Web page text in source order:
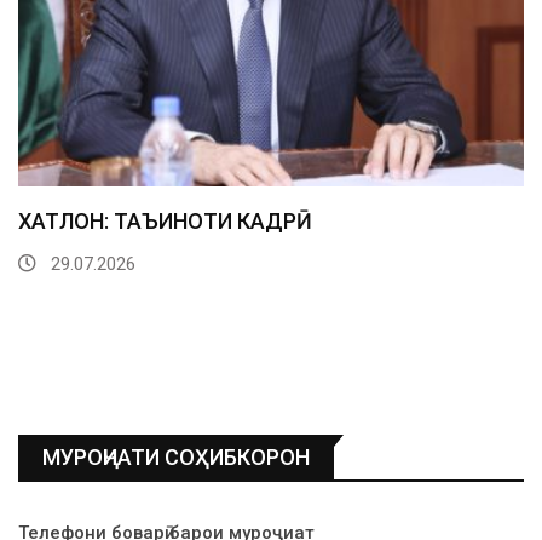
БАРДОШТУ ТААССУРОТ АЗ ЁДДОШТУ
ХОТИРОТ.
МУРОҶИАТИ СОҲИБКОРОН
Телефони боварӣ барои муроҷиат